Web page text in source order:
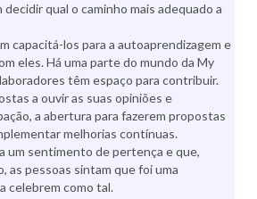
qual o caminho mais adequado a
capacitá-los para a autoaprendizagem e
eles. Há uma parte do mundo da My
têm espaço para contribuir.
a ouvir as suas opiniões e
a abertura para fazerem propostas
melhorias contínuas.
um sentimento de pertença e que,
as pessoas sintam que foi uma
celebrem como tal.